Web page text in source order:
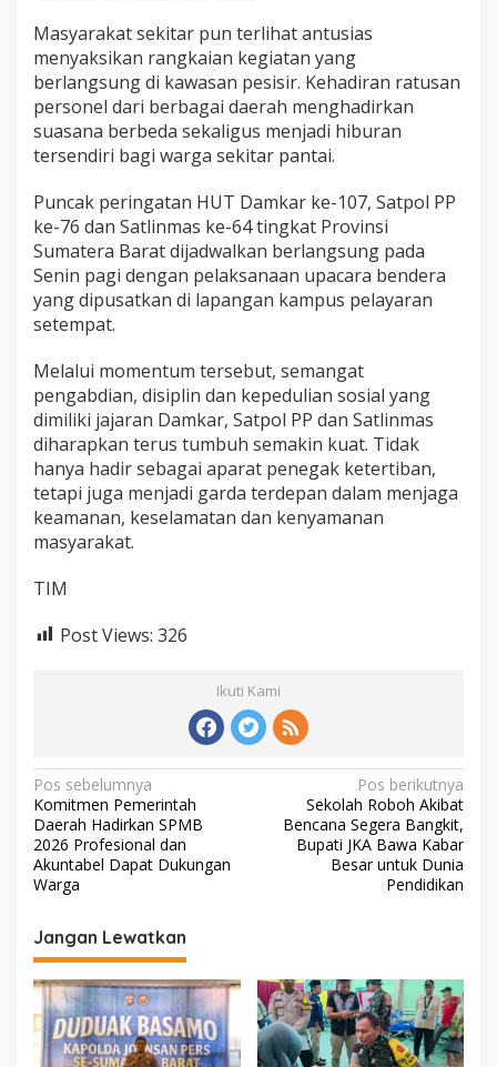
Masyarakat sekitar pun terlihat antusias
menyaksikan rangkaian kegiatan yang
berlangsung di kawasan pesisir. Kehadiran ratusan
personel dari berbagai daerah menghadirkan
suasana berbeda sekaligus menjadi hiburan
tersendiri bagi warga sekitar pantai.
Puncak peringatan HUT Damkar ke-107, Satpol PP
ke-76 dan Satlinmas ke-64 tingkat Provinsi
Sumatera Barat dijadwalkan berlangsung pada
Senin pagi dengan pelaksanaan upacara bendera
yang dipusatkan di lapangan kampus pelayaran
setempat.
Melalui momentum tersebut, semangat
pengabdian, disiplin dan kepedulian sosial yang
dimiliki jajaran Damkar, Satpol PP dan Satlinmas
diharapkan terus tumbuh semakin kuat. Tidak
hanya hadir sebagai aparat penegak ketertiban,
tetapi juga menjadi garda terdepan dalam menjaga
keamanan, keselamatan dan kenyamanan
masyarakat.
TIM
Post Views: 326
Ikuti Kami
N
a
v
i
a
s
i
p
Pos sebelumnya
Komitmen Pemerintah
Daerah Hadirkan SPMB
2026 Profesional dan
Akuntabel Dapat Dukungan
Warga
Pos berikutnya
Sekolah Roboh Akibat
Bencana Segera Bangkit,
Bupati JKA Bawa Kabar
Besar untuk Dunia
Pendidikan
Jangan Lewatkan